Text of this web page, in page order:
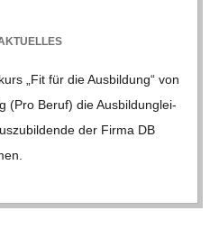
„Fit für die Aus­bil­dung“ von
(Pro Beruf) die Aus­bild­un­glei­
der Firma DB